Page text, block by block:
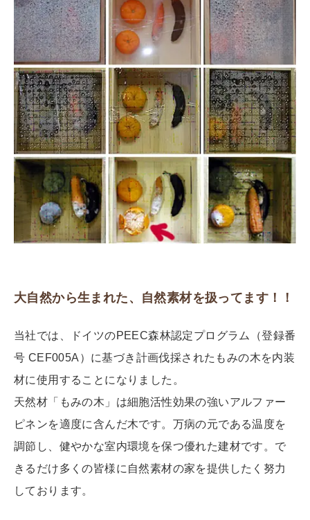
大自然から生まれた、自然素材を扱ってます！！
当社では、ドイツのPEEC森林認定プログラム（登録番
号 CEF005A）に基づき計画伐採されたもみの木を内装
材に使用することになりました。
天然材「もみの木」は細胞活性効果の強いアルファー
ピネンを適度に含んだ木です。万病の元である温度を
調節し、健やかな室内環境を保つ優れた建材です。で
きるだけ多くの皆様に自然素材の家を提供したく努力
しております。